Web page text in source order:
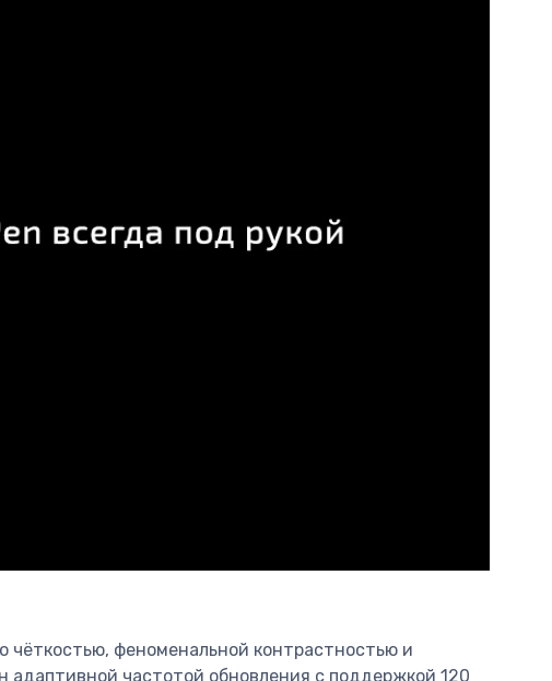
чёткостью, феноменальной контрастностью и
адаптивной частотой обновления с поддержкой 120